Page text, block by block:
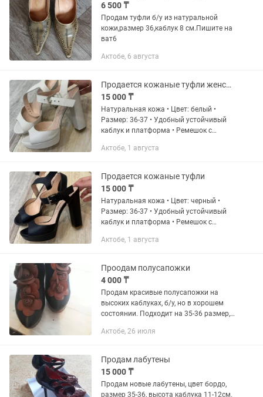
6 500 ₸
Продам туфли б/у из натуральной
кожи,размер 36,каблук 8 см.Пишите на
ват6
Актобе, 6 августа
Продается кожаные туфли женские
15 000 ₸
Натуральная кожа • Цвет: белый •
Размер: 36-37 • Удобный устойчивый
каблук и платформа • Ремешок с
Подойдут как на вечер, так и на
Актобе, 1 августа
Продается кожаные туфли
15 000 ₸
Натуральная кожа • Цвет: черный •
Размер: 36-37 • Удобный устойчивый
каблук и платформа • Ремешок с
Подойдут как на вечер, так и на
Актобе, 1 августа
Проодам полусапожки
4 000 ₸
Продам красивые полусапожки на
высоких каблуках, б/у, но в хорошем
состоянии. Подходит на 35-36 размер,
лабутены. Смотрится красиво. Можно
Актобе, 26 июля
Продам лабутены
15 000 ₸
Продам новые лабутены, цвет бордо,
размер 35-36, высота каблука 11-12см.